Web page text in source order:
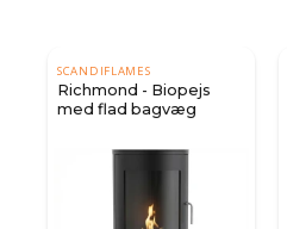
SCANDIFLAMES
Richmond - Biopejs
med flad bagvæg